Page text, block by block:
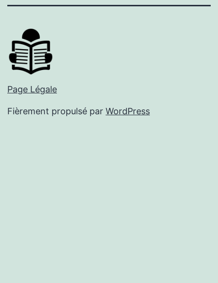
Page Légale
Fièrement propulsé par WordPress